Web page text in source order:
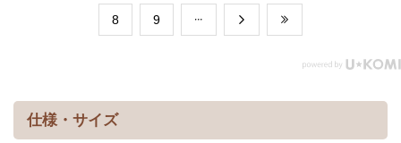
​8 ​9
仕様・サイズ